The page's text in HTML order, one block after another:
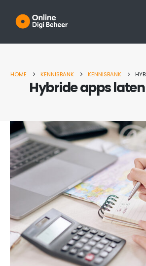
HOME KENNISBANK KENNISBANK
Hybride apps